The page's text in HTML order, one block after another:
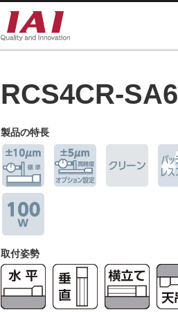
RCS4CR-
製品の特長
取付姿勢